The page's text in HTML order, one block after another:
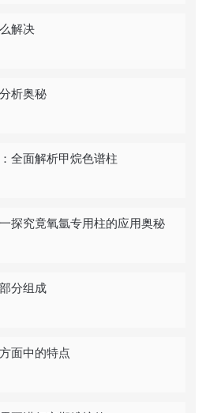
解决
析奥秘
全面解析甲烷色谱柱
探究竟氧氩专用柱的应用奥秘
分组成
面中的特点